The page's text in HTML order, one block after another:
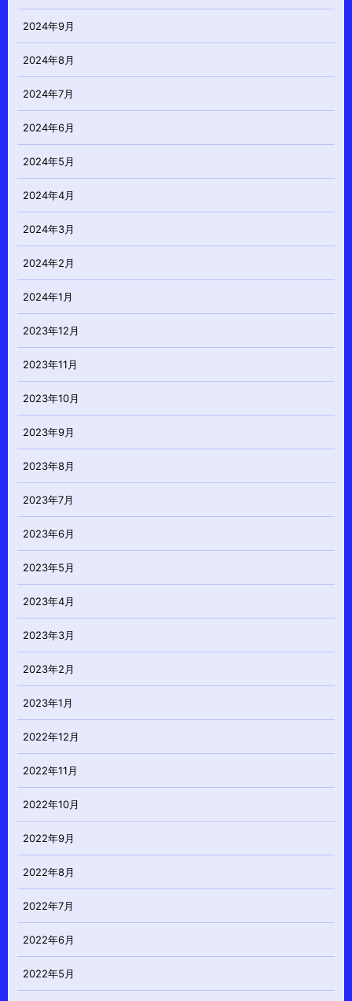
2024年9月
2024年8月
2024年7月
2024年6月
2024年5月
2024年4月
2024年3月
2024年2月
2024年1月
2023年12月
2023年11月
2023年10月
2023年9月
2023年8月
2023年7月
2023年6月
2023年5月
2023年4月
2023年3月
2023年2月
2023年1月
2022年12月
2022年11月
2022年10月
2022年9月
2022年8月
2022年7月
2022年6月
2022年5月